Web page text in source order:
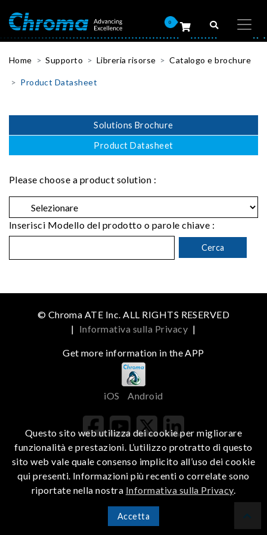
0
Home Supporto Libreria risorse Catalogo e brochure
Product Datasheet
Solutions Brochure
Product Datasheet
Please choose a product solution :
Inserisci Modello del prodotto o parole chiave :
© Chroma ATE Inc. ALL RIGHTS RESERVED
| Informativa sulla Privacy |
Get more information in the APP
iOS Android
Questo sito web utilizza dei cookie per migliorare
funzionalità e prestazioni. L’utilizzo protratto di questo
sito web vale quale consenso implicito all’uso dei cookie
qui presenti. Informazioni più recenti o correlate sono
riportate nella nostra Informativa sulla Privacy.
Accetta